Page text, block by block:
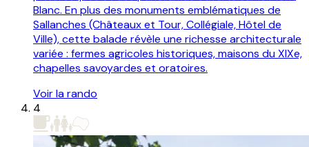
Blanc. En plus des monuments emblématiques de
Sallanches (Châteaux et Tour, Collégiale, Hôtel de
Ville), cette balade révèle une richesse architecturale
variée : fermes agricoles historiques, maisons du XIXe,
chapelles savoyardes et oratoires.
Voir la rando
4